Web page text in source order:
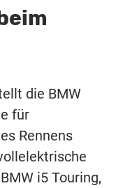
die BMW
für
Rennens
i5 Touring,